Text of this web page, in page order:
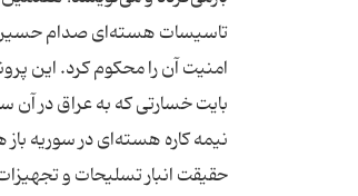
تاسیسات هسته‌ای صدام حسین را
امنیت آن را محکوم کرد. این
بایت خسارتی که به عراق در
نیمه کاره هسته‌ای در سوریه
حقیقت انبار تسلیحات و